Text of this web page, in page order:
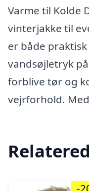
Varme til Kolde
vinterjakke til
er både
vandsøjletryk
forblive tør og
vejrforhold.